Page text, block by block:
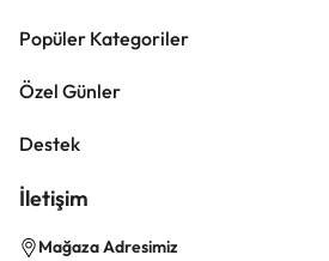
Popüler Kategoriler
Özel Günler
Destek
İletişim
Mağaza Adresimiz